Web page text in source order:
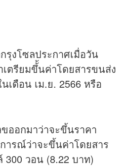
งโซลประกาศเมื่อวัน
ตรียมขึ้้นค่าโดยสารขนส่ง
เดือน เม.ย. 2566 หรือ
ออกมาว่าจะขึ้นราคา
ารณ์ว่าจะขึ้นค่าโดยสาร
300 วอน (8.22 บาท)